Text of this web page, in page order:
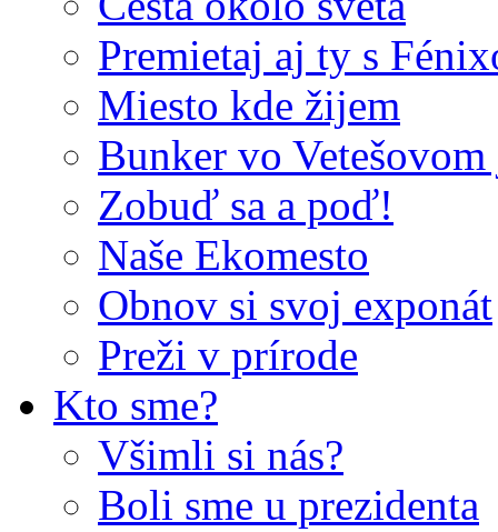
Premietaj aj ty s
Miesto kde žijem
Bunker vo
Zobuď sa a poď!
Naše Ekomesto
Obnov si svoj exponát
Preži v prírode
Kto sme?
Všimli si nás?
Boli sme u prezidenta